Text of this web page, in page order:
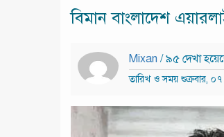
বিমান বাংলাদেশ
Mixan / ৯৫ দেখা
তারিখ ও সময় শুক্রবার,